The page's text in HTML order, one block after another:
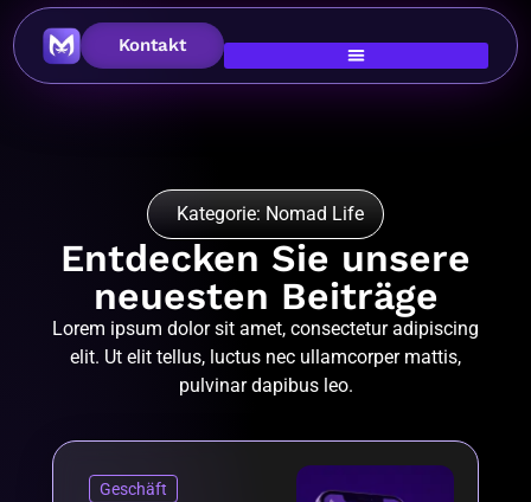
Kontakt
Kategorie: Nomad Life
Entdecken Sie unsere
neuesten Beiträge
Lorem ipsum dolor sit amet, consectetur adipiscing
elit. Ut elit tellus, luctus nec ullamcorper mattis,
pulvinar dapibus leo.
Geschäft